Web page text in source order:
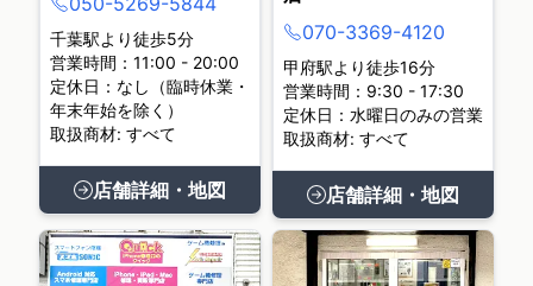
千葉駅より徒歩5分
営業時間：11:00 - 20:00
定休日：なし（臨時休業・
年末年始を除く）
取扱商材: すべて
店舗詳細・地図
070-3369-4120
甲府駅より徒歩16分
営業時間：9:30 - 17:30
定休日：水曜日のみの営業
取扱商材: すべて
店舗詳細・地図